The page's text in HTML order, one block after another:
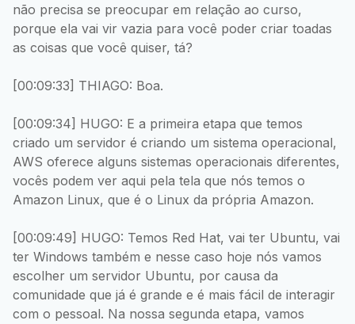
não precisa se preocupar em relação ao curso,
porque ela vai vir vazia para você poder criar toadas
as coisas que você quiser, tá?
[00:09:33] THIAGO: Boa.
[00:09:34] HUGO: E a primeira etapa que temos
criado um servidor é criando um sistema operacional,
AWS oferece alguns sistemas operacionais diferentes,
vocês podem ver aqui pela tela que nós temos o
Amazon Linux, que é o Linux da própria Amazon.
[00:09:49] HUGO: Temos Red Hat, vai ter Ubuntu, vai
ter Windows também e nesse caso hoje nós vamos
escolher um servidor Ubuntu, por causa da
comunidade que já é grande e é mais fácil de interagir
com o pessoal. Na nossa segunda etapa, vamos